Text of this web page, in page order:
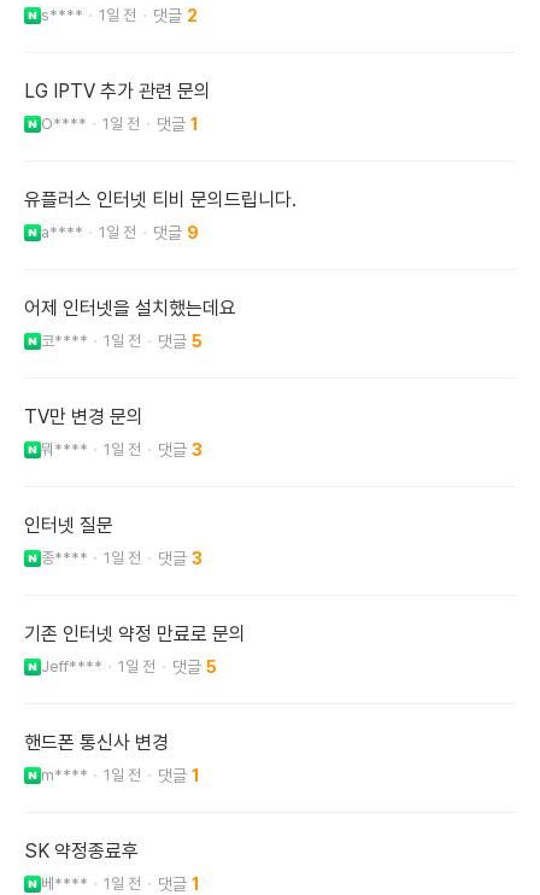
s**** 1일 전 2
LG IPTV 추가 관련 문의
O**** 1일 전 1
유플러스 인터넷 티비 문의드립니다.
a**** 1일 전 9
어제 인터넷을 설치했는데요
코**** 1일 전 5
TV만 변경 문의
뭐**** 1일 전 3
인터넷 질문
종**** 1일 전 3
기존 인터넷 약정 만료로 문의
Jeff**** 1일 전 5
핸드폰 통신사 변경
m**** 1일 전 1
SK 약정종료후
베**** 1일 전 1